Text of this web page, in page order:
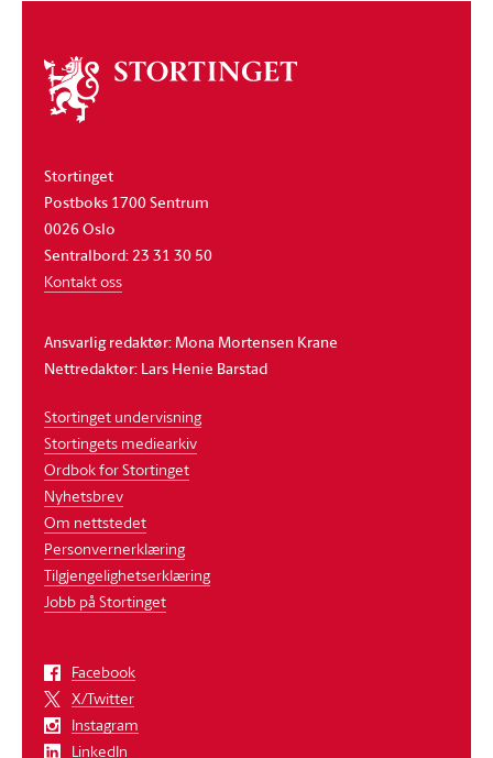
Om
stortinget
Stortinget
Postboks 1700 Sentrum
0026 Oslo
Sentralbord: 23 31 30 50
Kontakt oss
Ansvarlig redaktør: Mona Mortensen Krane
Nettredaktør: Lars Henie Barstad
Stortinget undervisning
Stortingets mediearkiv
Ordbok for Stortinget
Nyhetsbrev
Om nettstedet
Personvernerklæring
Tilgjengelighetserklæring
Jobb på Stortinget
Facebook
X/Twitter
Instagram
LinkedIn